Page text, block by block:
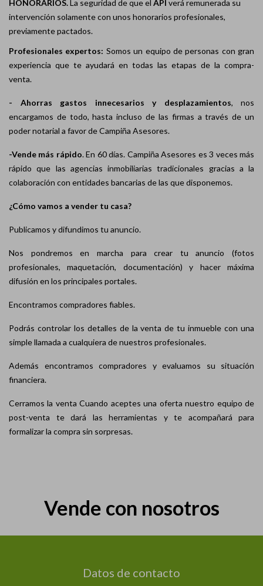
HONORARIOS.La seguridad de que el API verá remunerada su
intervención solamente con unos honorarios profesionales,
previamente pactados.
Profesionales expertos: Somos un equipo de personas con gran
experiencia que te ayudará en todas las etapas de la compra-
venta.
- Ahorras gastos innecesarios y desplazamientos, nos
encargamos de todo, hasta incluso de las firmas a través de un
poder notarial a favor de Campiña Asesores.
-Vende más rápido. En 60 días. Campiña Asesores es 3 veces más
rápido que las agencias inmobiliarias tradicionales gracias a la
colaboración con entidades bancarias de las que disponemos.
¿Cómo vamos a vender tu casa?
Publicamos y difundimos tu anuncio.
Nos pondremos en marcha para crear tu anuncio (fotos
profesionales, maquetación, documentación) y hacer máxima
difusión en los principales portales.
Encontramos compradores fiables.
Podrás controlar los detalles de la venta de tu inmueble con una
simple llamada a cualquiera de nuestros profesionales.
Además encontramos compradores y evaluamos su situación
financiera.
Cerramos la venta Cuando aceptes una oferta nuestro equipo de
post-venta te dará las herramientas y te acompañará para
formalizar la compra sin sorpresas.
Vende con nosotros
Datos de contacto